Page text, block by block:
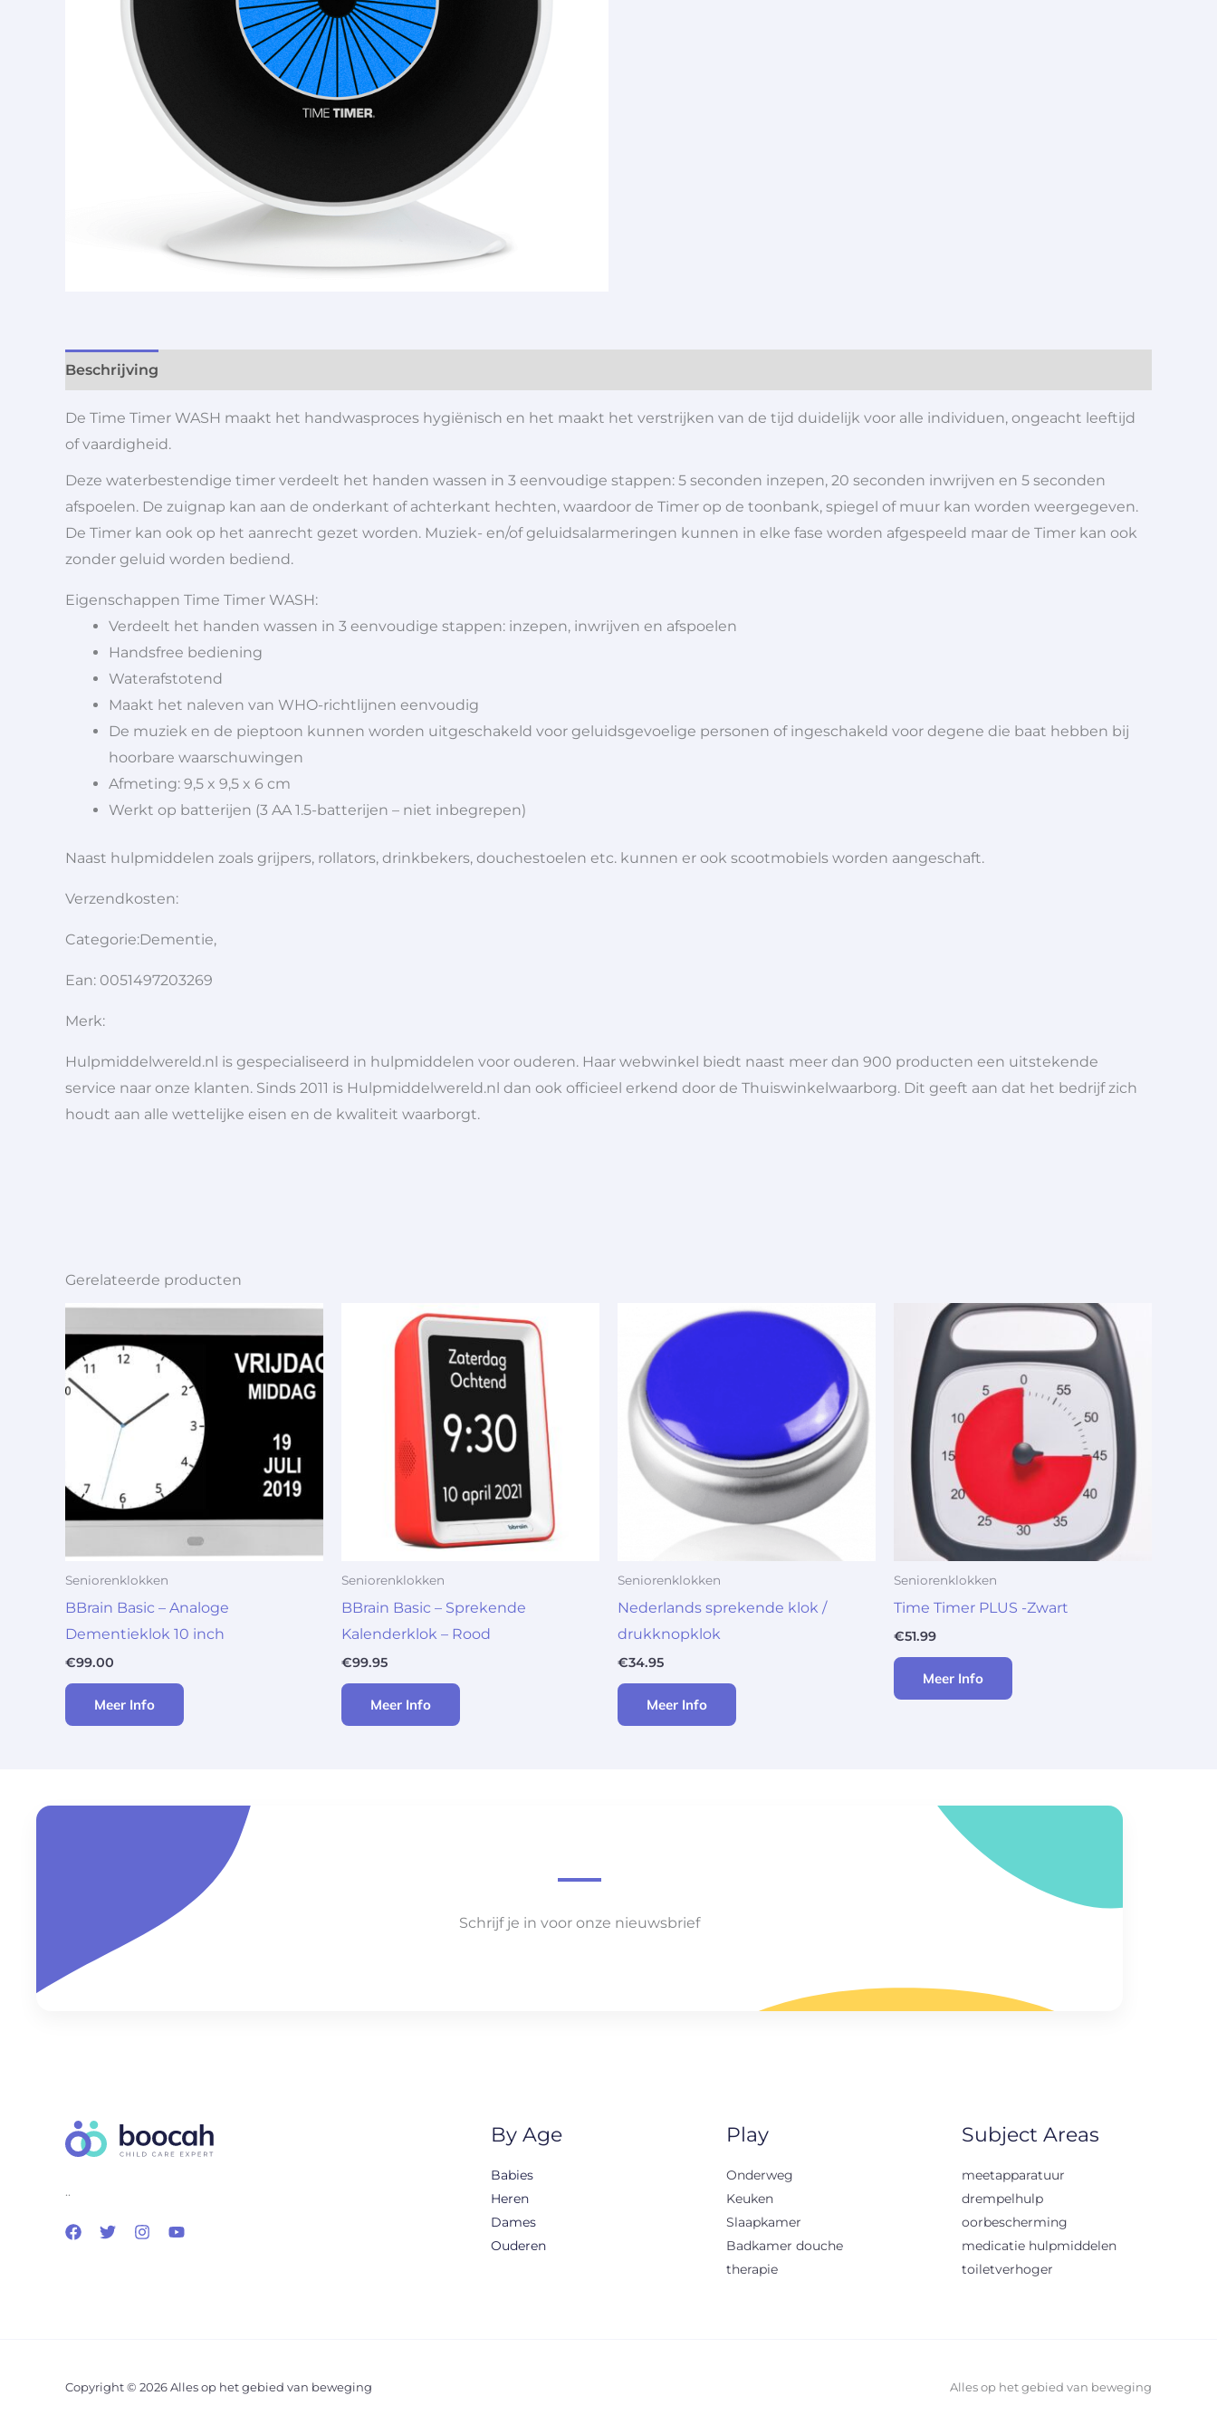
Beschrijving
De Time Timer WASH maakt het handwasproces hygiënisch en het maakt het verstrijken van de tijd duidelijk voor alle individuen, ongeacht leeftijd
of vaardigheid.
Deze waterbestendige timer verdeelt het handen wassen in 3 eenvoudige stappen: 5 seconden inzepen, 20 seconden inwrijven en 5 seconden
afspoelen. De zuignap kan aan de onderkant of achterkant hechten, waardoor de Timer op de toonbank, spiegel of muur kan worden weergegeven.
De Timer kan ook op het aanrecht gezet worden. Muziek- en/of geluidsalarmeringen kunnen in elke fase worden afgespeeld maar de Timer kan ook
zonder geluid worden bediend.
Eigenschappen Time Timer WASH:
Verdeelt het handen wassen in 3 eenvoudige stappen: inzepen, inwrijven en afspoelen
Handsfree bediening
Waterafstotend
Maakt het naleven van WHO-richtlijnen eenvoudig
De muziek en de pieptoon kunnen worden uitgeschakeld voor geluidsgevoelige personen of ingeschakeld voor degene die baat hebben bij
hoorbare waarschuwingen
Afmeting: 9,5 x 9,5 x 6 cm
Werkt op batterijen (3 AA 1.5-batterijen – niet inbegrepen)
Naast hulpmiddelen zoals grijpers, rollators, drinkbekers, douchestoelen etc. kunnen er ook scootmobiels worden aangeschaft.
Verzendkosten:
Categorie:Dementie,
Ean: 0051497203269
Merk:
Hulpmiddelwereld.nl is gespecialiseerd in hulpmiddelen voor ouderen. Haar webwinkel biedt naast meer dan 900 producten een uitstekende
service naar onze klanten. Sinds 2011 is Hulpmiddelwereld.nl dan ook officieel erkend door de Thuiswinkelwaarborg. Dit geeft aan dat het bedrijf zich
houdt aan alle wettelijke eisen en de kwaliteit waarborgt.
Gerelateerde producten
Seniorenklokken
BBrain Basic – Analoge
Dementieklok 10 inch
€99.00
Meer Info
Seniorenklokken
BBrain Basic – Sprekende
Kalenderklok – Rood
€99.95
Meer Info
Seniorenklokken
Nederlands sprekende klok /
drukknopklok
€34.95
Meer Info
Seniorenklokken
Time Timer PLUS -Zwart
€51.99
Meer Info
Schrijf je in voor onze nieuwsbrief
..
By Age
Babies
Heren
Dames
Ouderen
Play
Onderweg
Keuken
Slaapkamer
Badkamer douche
therapie
Subject Areas
meetapparatuur
drempelhulp
oorbescherming
medicatie hulpmiddelen
toiletverhoger
Copyright © 2026 Alles op het gebied van beweging Alles op het gebied van beweging